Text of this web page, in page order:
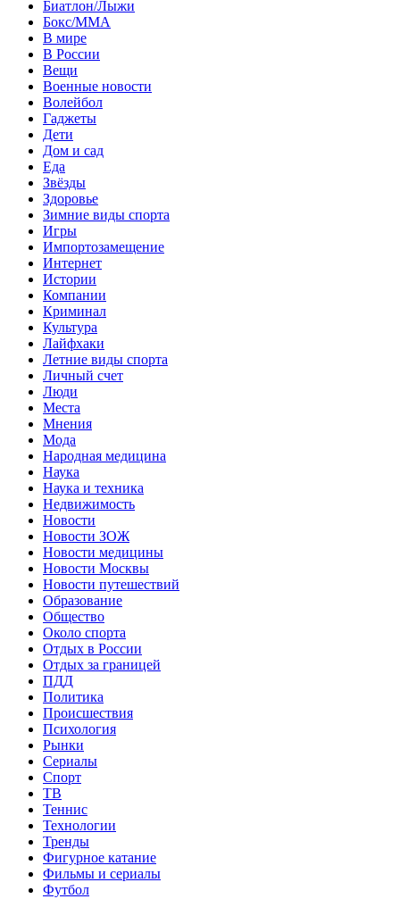
Биатлон/Лыжи
Бокс/MMA
В мире
В России
Вещи
Военные новости
Волейбол
Гаджеты
Дети
Дом и сад
Еда
Звёзды
Здоровье
Зимние виды спорта
Игры
Импортозамещение
Интернет
Истории
Компании
Криминал
Культура
Лайфхаки
Летние виды спорта
Личный счет
Люди
Места
Мнения
Мода
Народная медицина
Наука
Наука и техника
Недвижимость
Новости
Новости ЗОЖ
Новости медицины
Новости Москвы
Новости путешествий
Образование
Общество
Около спорта
Отдых в России
Отдых за границей
ПДД
Политика
Происшествия
Психология
Рынки
Сериалы
Спорт
ТВ
Теннис
Технологии
Тренды
Фигурное катание
Фильмы и сериалы
Футбол